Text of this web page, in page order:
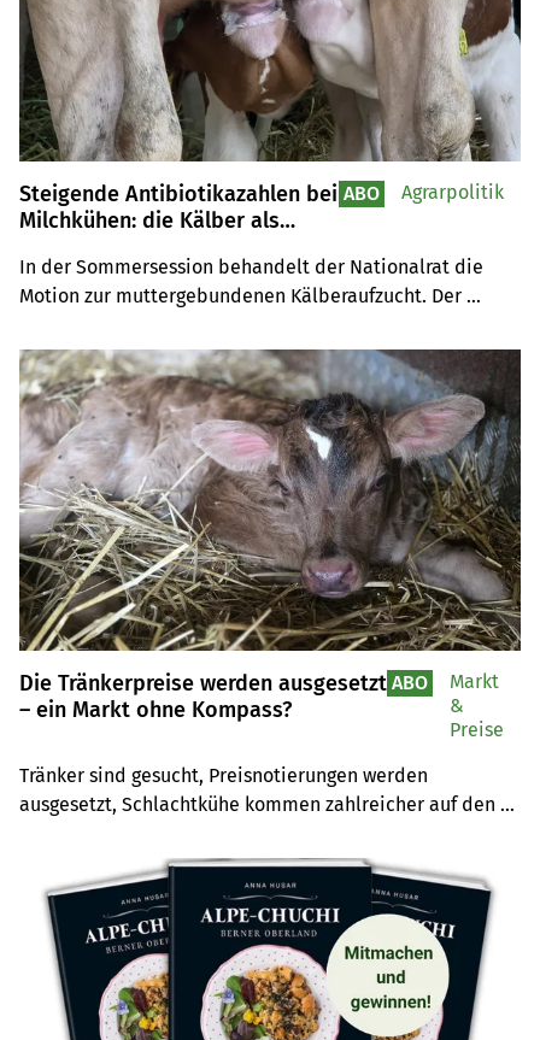
Steigende Antibiotikazahlen bei
Milchkühen: die Kälber als
In der Sommersession behandelt der Nationalrat die
Motion zur muttergebundenen Kälberaufzucht. Der
ABO Agrarpolitik
Die Tränkerpreise werden ausgesetzt
– ein Markt ohne Kompass?
Tränker sind gesucht, Preisnotierungen werden
ausgesetzt, Schlachtkühe kommen zahlreicher auf den
die Widersprüche des Schweizer Rindviehmarktes und
was der Weltmarkt damit zu tun hat.
ABO
Markt
&
Preise